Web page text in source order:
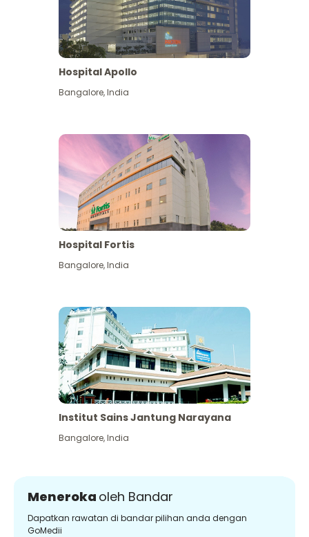
Hospital Apollo
Bangalore,India
Hospital Fortis
Bangalore,India
Institut Sains Jantung Narayana
Bangalore,India
Meneroka oleh Bandar
Dapatkan rawatan di bandar pilihan anda dengan
GoMedii